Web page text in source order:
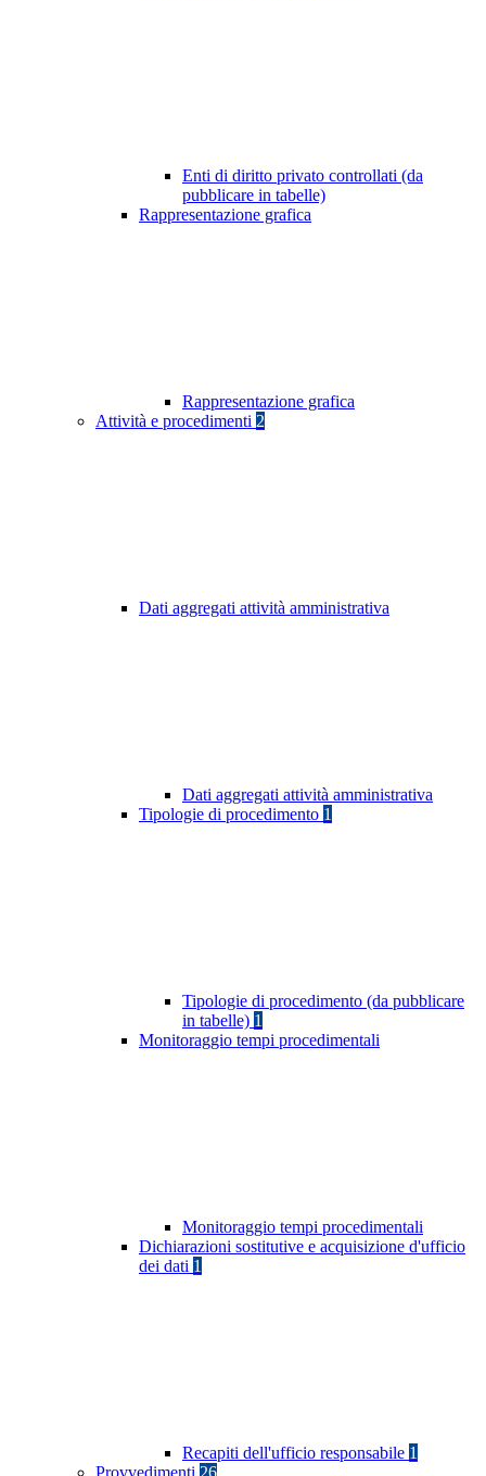
Enti di diritto privato controllati (da
pubblicare in tabelle)
Rappresentazione grafica
Rappresentazione grafica
Attività e procedimenti 2
Dati aggregati attività amministrativa
Dati aggregati attività amministrativa
Tipologie di procedimento 1
Tipologie di procedimento (da pubblicare
in tabelle) 1
Monitoraggio tempi procedimentali
Monitoraggio tempi procedimentali
Dichiarazioni sostitutive e acquisizione d'ufficio
dei dati 1
Recapiti dell'ufficio responsabile 1